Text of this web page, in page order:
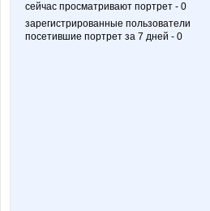
сейчас просматривают портрет - 0
зарегистрированные пользователи
посетившие портрет за 7 дней - 0